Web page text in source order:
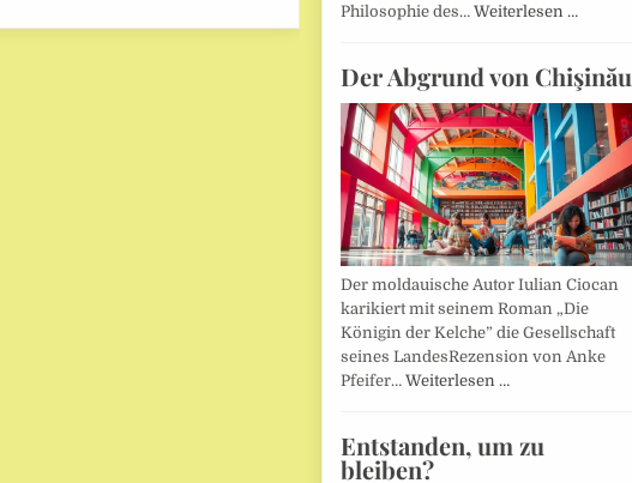
Philosophie des… Weiterlesen …
Der Abgrund von Chişinău
Der moldauische Autor Iulian Ciocan
karikiert mit seinem Roman „Die
Königin der Kelche” die Gesellschaft
seines LandesRezension von Anke
Pfeifer… Weiterlesen …
Entstanden, um zu
bleiben?